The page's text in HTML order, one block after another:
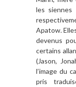
les siennes
Apatow.
devenus
certains
(Jason,
l’image du
pris